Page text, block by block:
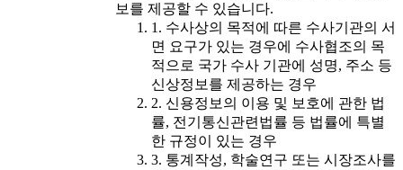
보를 제공할 수 있습니다.
1. 수사상의 목적에 따른 수사기관의 서
면 요구가 있는 경우에 수사협조의 목
적으로 국가 수사 기관에 성명, 주소 등
신상정보를 제공하는 경우
2. 신용정보의 이용 및 보호에 관한 법
률, 전기통신관련법률 등 법률에 특별
한 규정이 있는 경우
3. 통계작성, 학술연구 또는 시장조사를